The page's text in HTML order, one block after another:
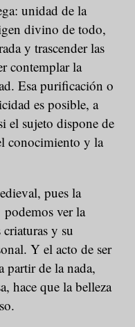
unidad de la
divino de todo,
y trascender las
contemplar la
Esa purificación o
es posible, a
el sujeto dispone de
conocimiento y la
pues la
ver la
y su
Y el acto de ser
partir de la nada,
hace que la belleza